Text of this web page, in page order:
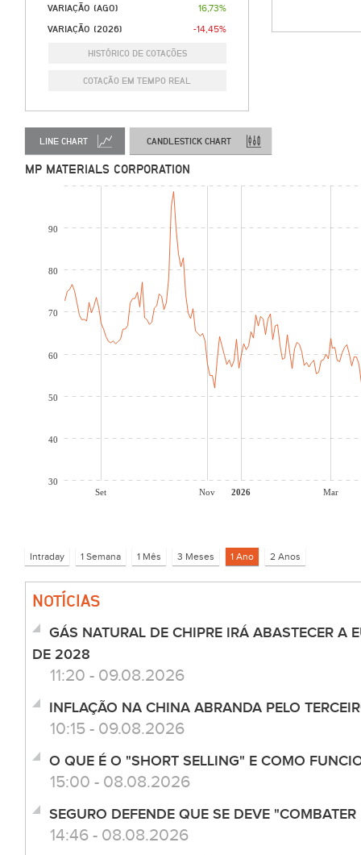
VARIAÇÃO (AGO) 16,73%
VARIAÇÃO (2026) -14,45%
HISTÓRICO DE COTAÇÕES
COTAÇÃO EM TEMPO REAL
LINE CHART CANDLESTICK CHART
MP MATERIALS CORPORATION
Set Nov 2026 Mar
30
40
50
60
70
80
90
NOTÍCIAS
GÁS NATURAL DE CHIPRE IRÁ ABASTECER A
DE 2028
11:20 - 09.08.2026
INFLAÇÃO NA CHINA ABRANDA PELO
10:15 - 09.08.2026
O QUE É O "SHORT SELLING" E COMO
15:00 - 08.08.2026
SEGURO DEFENDE QUE SE DEVE
14:46 - 08.08.2026